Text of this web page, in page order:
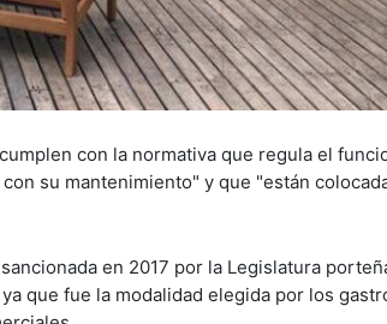
con la normativa que regula el
su mantenimiento" y que "están
en 2017 por la Legislatura
que fue la modalidad elegida por los